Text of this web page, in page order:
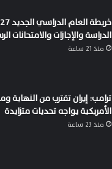
الدراسة والإجازات والامتحانات
منذ 21 ساعة
ترامب: إيران تقترب من النهاية
الأمريكية يواجه تحديات متزايدة
منذ 23 ساعة